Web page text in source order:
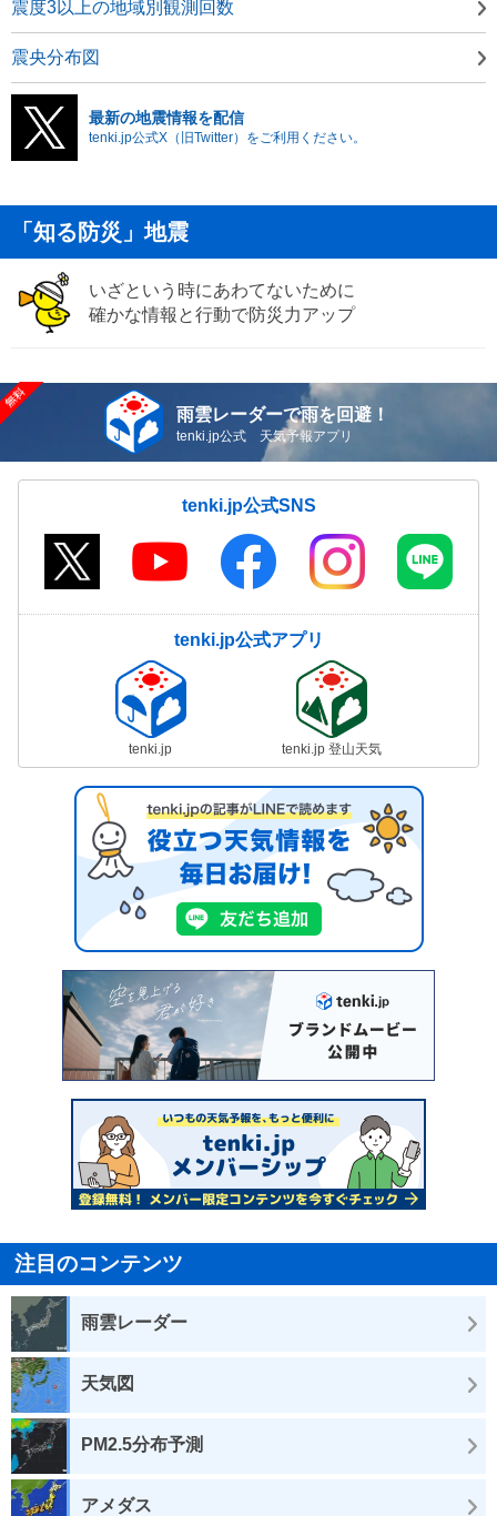
震度3以上の地域別観測回数
震央分布図
最新の地震情報を配信
tenki.jp公式X（旧Twitter）をご利用ください。
「知る防災」地震
いざという時にあわてないために
確かな情報と行動で防災力アップ
雨雲レーダーで雨を回避！
tenki.jp公式 天気予報アプリ
tenki.jp公式SNS
tenki.jp公式アプリ
tenki.jp tenki.jp 登山天気
注目のコンテンツ
雨雲レーダー
天気図
PM2.5分布予測
アメダス